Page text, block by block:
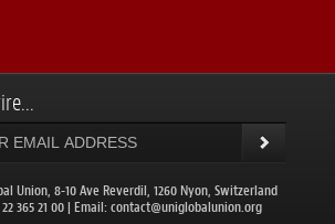
Union, 8-10 Ave Reverdil, 1260 Nyon, Switzerland
22 365 21 00 | Email:contact@uniglobalunion.org